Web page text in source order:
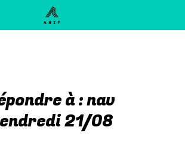
à : nav
21/08